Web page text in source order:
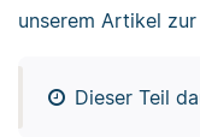
unserem Artikel zur
Dieser Teil